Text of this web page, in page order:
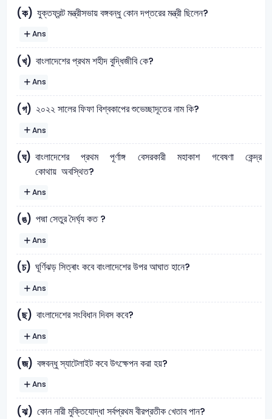
(ক) যুক্তফ্রন্ট মন্ত্রীসভায় বঙ্গবন্ধু কোন দপ্তরের মন্ত্রী ছিলেন?
Ans
(খ) বাংলাদেশের প্রথম শহীদ বুদ্ধিজীবি কে?
Ans
(গ) ২০২২ সালের ফিফা বিশ্বকাপের শুভেচ্ছাদূতের নাম কি?
Ans
(ঘ) বাংলাদেশের প্রথম পূর্ণাঙ্গ বেসরকারী মহাকাশ গবেষণা কেন্দ্র
কোথায় অবস্থিত?
Ans
(ঙ) পদ্মা সেতুর দৈর্ঘ্য কত ?
Ans
(চ) ঘূর্ণিঝড় সিত্ৰাং কবে বাংলাদেশের উপর আঘাত হানে?
Ans
(ছ) বাংলাদেশের সংবিধান দিবস কবে?
Ans
(জ) বঙ্গবন্ধু স্যাটেলাইট কবে উৎক্ষেপন করা হয়?
Ans
(ঝ) কোন নারী মুক্তিযোদ্ধা সর্বপ্রথম বীরপ্রতীক খেতাব পান?